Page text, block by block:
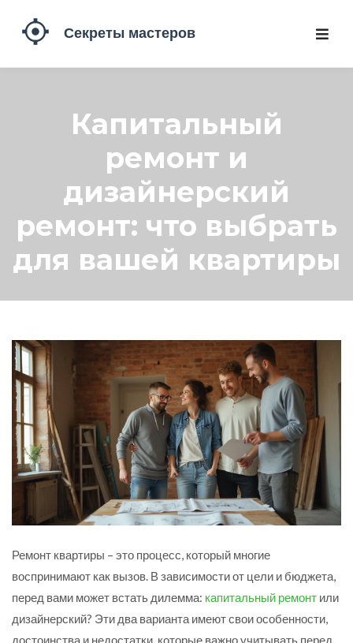
Капитальный
ремонт и
дизайнерский
ремонт: что выбрать
для вашей квартиры
Ремонт квартиры – это процесс, который многие
воспринимают как вызов. В зависимости от цели и бюджета,
перед вами может встать дилемма: капитальный ремонт или
дизайнерский? Эти два варианта имеют свои особенности,
достоинства и недостатки, которые важно учитывать перед